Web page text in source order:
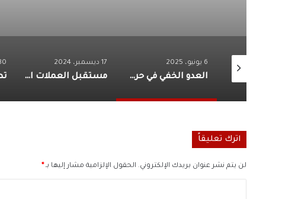
6 يونيو، 2025
العدو الخفي في حرب السودان!
17 ديسمبر، 2024
مستقبل العملات الرقمية في النظام المالي العالمي
30
اترك تعليقاً
لن يتم نشر عنوان بريدك الإلكتروني. الحقول الإلزامية مشار إليها بـ*